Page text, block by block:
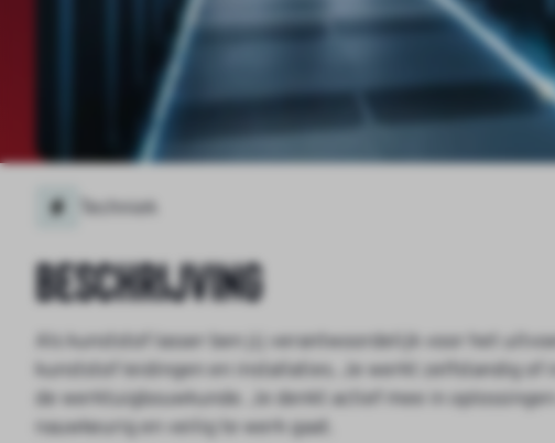
Techniek
Beschrijving
Als kunststof lasser ben jij verantwoordelijk voor het
kunststof leidingen en installaties. Je werkt zelfstandig
de werktuigbouwkunde. Je denkt actief mee in
nauwkeurig en veilig te werk gaat.